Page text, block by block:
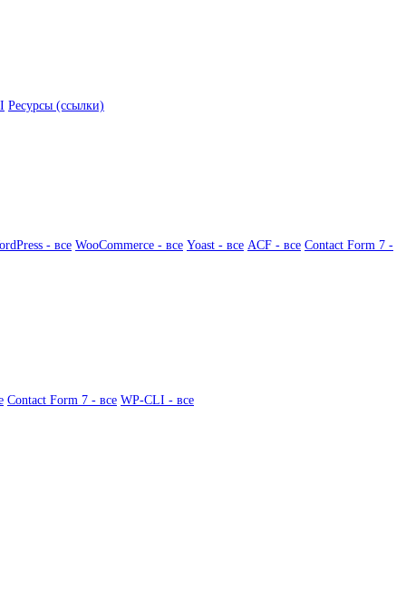
Ресурсы (ссылки)
- все WooCommerce - все Yoast - все ACF - все Contact Form 7 -
Contact Form 7 - все WP-CLI - все